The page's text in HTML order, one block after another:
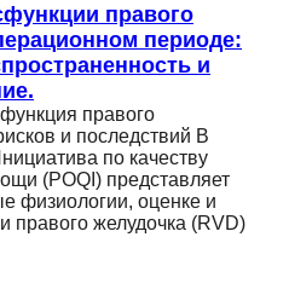
правого
периоде:
и
правого
и последствий В
по качеству
(POQI) представляет
физиологии, оценке и
правого желудочка (RVD)